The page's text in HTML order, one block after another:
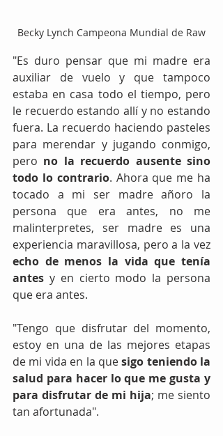
Becky Lynch Campeona Mundial de Raw
"Es duro pensar que mi madre era
auxiliar de vuelo y que tampoco
estaba en casa todo el tiempo, pero
le recuerdo estando allí y no estando
fuera. La recuerdo haciendo pasteles
para merendar y jugando conmigo,
pero no la recuerdo ausente sino
todo lo contrario. Ahora que me ha
tocado a mi ser madre añoro la
persona que era antes, no me
malinterpretes, ser madre es una
echo de menos la vida que tenía
antes y en cierto modo la persona
que era antes.
"Tengo que disfrutar del momento,
estoy en una de las mejores etapas
de mi vida en la que sigo teniendo la
salud para hacer lo que me gusta y
para disfrutar de mi hija; me siento
tan afortunada".